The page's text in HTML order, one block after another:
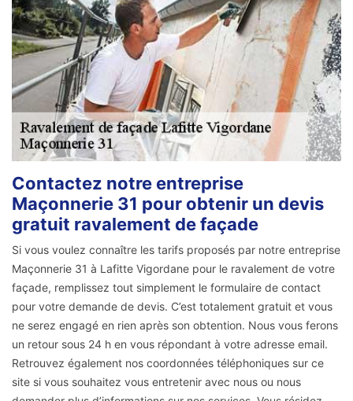
Contactez notre entreprise
Maçonnerie 31 pour obtenir un devis
gratuit ravalement de façade
Si vous voulez connaître les tarifs proposés par notre entreprise
Maçonnerie 31 à Lafitte Vigordane pour le ravalement de votre
façade, remplissez tout simplement le formulaire de contact
pour votre demande de devis. C’est totalement gratuit et vous
ne serez engagé en rien après son obtention. Nous vous ferons
un retour sous 24 h en vous répondant à votre adresse email.
Retrouvez également nos coordonnées téléphoniques sur ce
site si vous souhaitez vous entretenir avec nous ou nous